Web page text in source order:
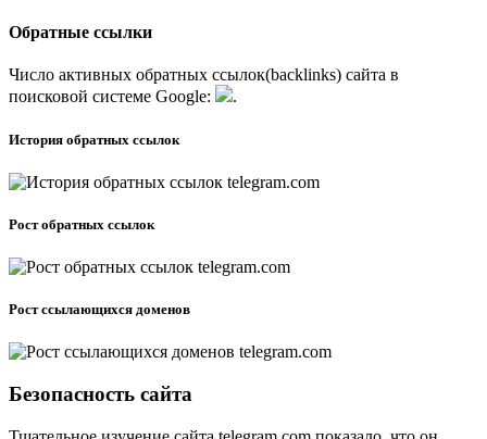
Обратные ссылки
Число активных обратных ссылок(backlinks) сайта в
поисковой системе Google: .
История обратных ссылок
Рост обратных ссылок
Рост ссылающихся доменов
Безопасность сайта